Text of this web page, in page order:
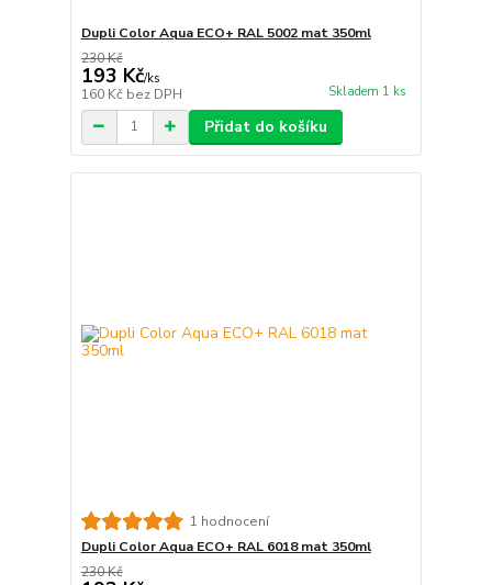
Dupli Color Aqua ECO+ RAL 5002 mat 350ml
230 Kč
193 Kč/ks
160 Kč bez DPH Skladem 1 ks
Přidat do košíku
1 hodnocení
Dupli Color Aqua ECO+ RAL 6018 mat 350ml
230 Kč